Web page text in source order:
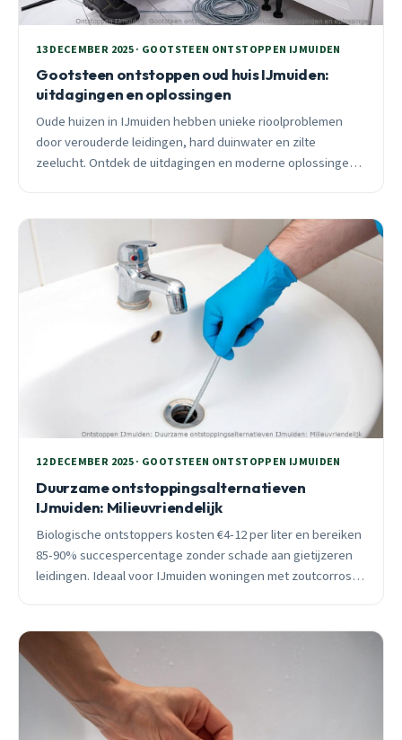
13 DECEMBER 2025 · GOOTSTEEN ONTSTOPPEN IJMUIDEN
Gootsteen ontstoppen oud huis IJmuiden:
uitdagingen en oplossingen
Oude huizen in IJmuiden hebben unieke rioolproblemen
door verouderde leidingen, hard duinwater en zilte
zeelucht. Ontdek de uitdagingen en moderne oplossingen
12 DECEMBER 2025 · GOOTSTEEN ONTSTOPPEN IJMUIDEN
Duurzame ontstoppingsalternatieven
IJmuiden: Milieuvriendelijk
Biologische ontstoppers kosten €4-12 per liter en bereiken
85-90% succespercentage zonder schade aan gietijzeren
leidingen. Ideaal voor IJmuiden woningen met zoutcorrosie.